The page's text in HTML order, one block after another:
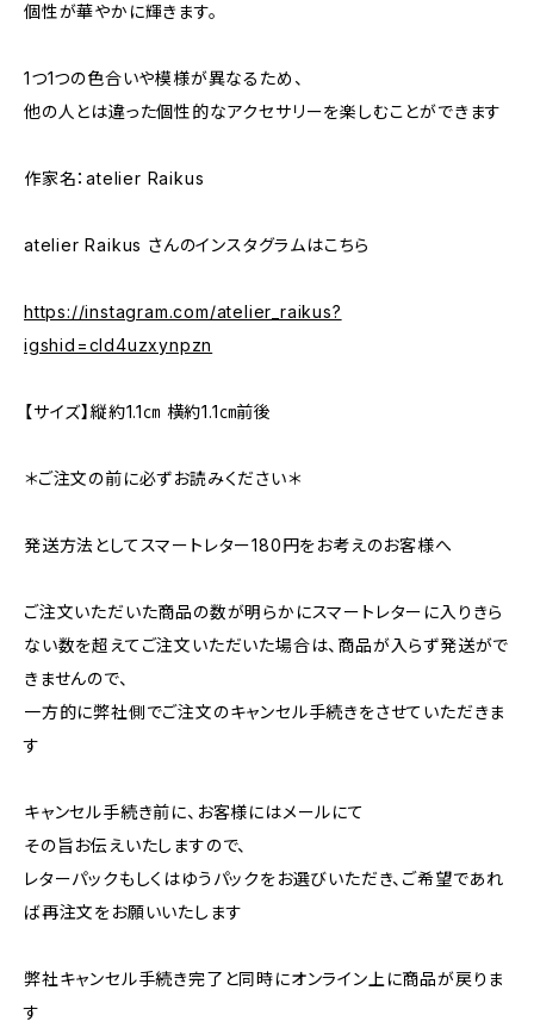
個性が華やかに輝きます。
1つ1つの色合いや模様が異なるため、
他の人とは違った個性的なアクセサリーを楽しむことができます
作家名：atelier Raikus
atelier Raikus さんのインスタグラムはこちら
https://instagram.com/atelier_raikus?
igshid=cld4uzxynpzn
【サイズ】縦約1.1㎝ 横約1.1㎝前後
＊ご注文の前に必ずお読みください＊
発送方法としてスマートレター180円をお考えのお客様へ
ご注文いただいた商品の数が明らかにスマートレターに入りきら
ない数を超えてご注文いただいた場合は、商品が入らず発送がで
きませんので、
一方的に弊社側でご注文のキャンセル手続きをさせていただきま
す
キャンセル手続き前に、お客様にはメールにて
その旨お伝えいたしますので、
レターパックもしくはゆうパックをお選びいただき、ご希望であれ
ば再注文をお願いいたします
弊社キャンセル手続き完了と同時にオンライン上に商品が戻りま
す